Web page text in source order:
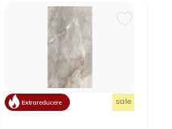
Extrareducere sale